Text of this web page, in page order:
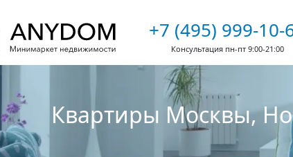
+7 (495) 999-10-
Консультация пн-пт 9:00-21:00
Квартиры Москвы,